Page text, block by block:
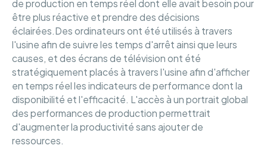
de production en temps réel dont elle avait besoin pour
être plus réactive et prendre des décisions
éclairées.Des ordinateurs ont été utilisés à travers
l'usine afin de suivre les temps d'arrêt ainsi que leurs
causes, et des écrans de télévision ont été
stratégiquement placés à travers l'usine afin d'afficher
en temps réel les indicateurs de performance dont la
disponibilité et l'efficacité. L'accès à un portrait global
des performances de production permettrait
d'augmenter la productivité sans ajouter de
ressources.